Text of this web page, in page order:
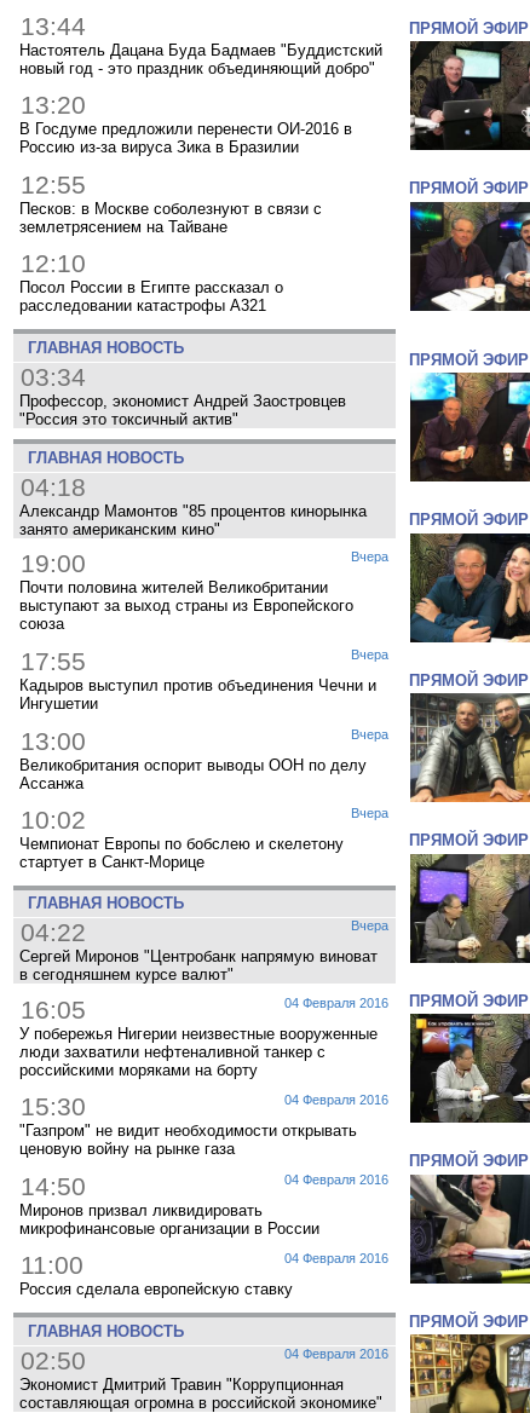
13:44
Настоятель Дацана Буда Бадмаев "Буддистский
новый год - это праздник объединяющий добро"
13:20
В Госдуме предложили перенести ОИ-2016 в
Россию из-за вируса Зика в Бразилии
12:55
Песков: в Москве соболезнуют в связи с
землетрясением на Тайване
12:10
Посол России в Египте рассказал о
расследовании катастрофы A321
ГЛАВНАЯ НОВОСТЬ
03:34
Профессор, экономист Андрей Заостровцев
"Россия это токсичный актив"
ГЛАВНАЯ НОВОСТЬ
04:18
Александр Мамонтов "85 процентов кинорынка
занято американским кино"
Вчера
19:00
Почти половина жителей Великобритании
выступают за выход страны из Европейского
союза
Вчера
17:55
Кадыров выступил против объединения Чечни и
Ингушетии
Вчера
13:00
Великобритания оспорит выводы ООН по делу
Ассанжа
Вчера
10:02
Чемпионат Европы по бобслею и скелетону
стартует в Санкт-Морице
ГЛАВНАЯ НОВОСТЬ
Вчера
04:22
Сергей Миронов "Центробанк напрямую виноват
в сегодняшнем курсе валют"
04 Февраля 2016
16:05
У побережья Нигерии неизвестные вооруженные
люди захватили нефтеналивной танкер с
российскими моряками на борту
04 Февраля 2016
15:30
"Газпром" не видит необходимости открывать
ценовую войну на рынке газа
04 Февраля 2016
14:50
Миронов призвал ликвидировать
микрофинансовые организации в России
04 Февраля 2016
11:00
Россия сделала европейскую ставку
ГЛАВНАЯ НОВОСТЬ
04 Февраля 2016
02:50
Экономист Дмитрий Травин "Коррупционная
составляющая огромна в российской экономике"
ПРЯМОЙ ЭФИР
ПРЯМОЙ ЭФИР
ПРЯМОЙ ЭФИР
ПРЯМОЙ ЭФИР
ПРЯМОЙ ЭФИР
ПРЯМОЙ ЭФИР
ПРЯМОЙ ЭФИР
ПРЯМОЙ ЭФИР
ПРЯМОЙ ЭФИР